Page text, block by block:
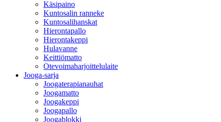
Käsipaino
Kuntosalin ranneke
Kuntosalihanskat
Hierontapallo
Hierontakeppi
Hulavanne
Keittiömatto
Otevoimaharjoittelulaite
Jooga-sarja
Joogaterapianauhat
Joogamatto
Joogakeppi
Joogapallo
Joogablokki